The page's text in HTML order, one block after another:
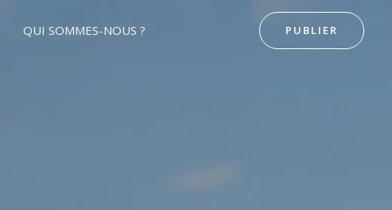
QUI SOMMES-NOUS ? PUBLIER